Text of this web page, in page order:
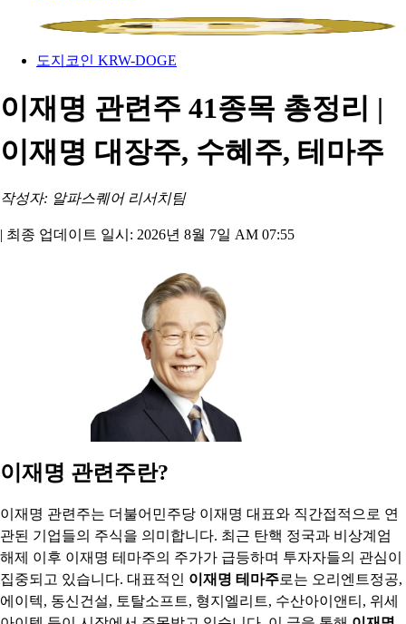
도지코인 KRW-DOGE
이재명 관련주 41종목 총정리 |
이재명 대장주, 수혜주, 테마주
작성자: 알파스퀘어 리서치팀
| 최종 업데이트 일시: 2026년 8월 7일 AM 07:55
이재명 관련주란?
이재명 관련주는 더불어민주당 이재명 대표와 직간접적으로 연
관된 기업들의 주식을 의미합니다. 최근 탄핵 정국과 비상계엄
해제 이후 이재명 테마주의 주가가 급등하며 투자자들의 관심이
집중되고 있습니다. 대표적인 이재명 테마주로는 오리엔트정공,
에이텍, 동신건설, 토탈소프트, 형지엘리트, 수산아이앤티, 위세